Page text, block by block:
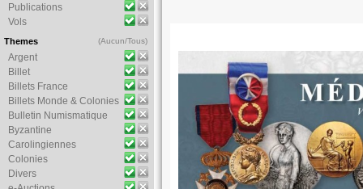
Publications
Vols
Themes (Aucun/Tous)
Argent
Billet
Billets France
Billets Monde & Colonies
Bulletin Numismatique
Byzantine
Carolingiennes
Colonies
Divers